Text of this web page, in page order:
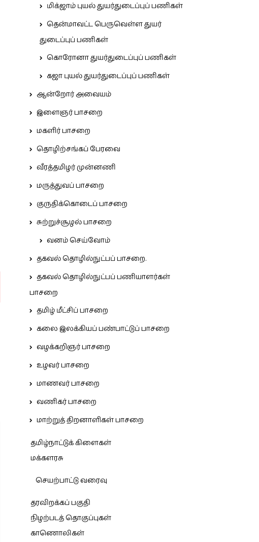
மிக்ஜாம் புயல் துயர்துடைப்புப் பணிகள்
தென்மாவட்ட பெருவெள்ள துயர்
துடைப்புப் பணிகள்
கொரோனா துயர்துடைப்புப் பணிகள்
கஜா புயல் துயர்துடைப்புப் பணிகள்
ஆன்றோர் அவையம்
இளைஞர் பாசறை
மகளிர் பாசறை
தொழிற்சங்கப் பேரவை
வீரத்தமிழர் முன்னணி
மருத்துவப் பாசறை
குருதிக்கொடைப் பாசறை
சுற்றுச்சூழல் பாசறை
வனம் செய்வோம்
தகவல் தொழில்நுட்பப் பாசறை.
தகவல் தொழில்நுட்பப் பணியாளர்கள்
பாசறை
தமிழ் மீட்சிப் பாசறை
கலை இலக்கியப் பண்பாட்டுப் பாசறை
வழக்கறிஞர் பாசறை
உழவர் பாசறை
மாணவர் பாசறை
வணிகர் பாசறை
மாற்றுத் திறனாளிகள் பாசறை
தமிழ்நாட்டுக் கிளைகள்
மக்களரசு
செயற்பாட்டு வரைவு
தரவிறக்கப் பகுதி
நிழற்படத் தொகுப்புகள்
காணொலிகள்